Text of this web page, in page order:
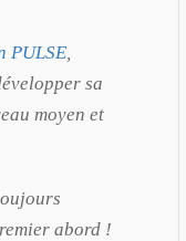
PULSE,
sa
moyen et
abord !